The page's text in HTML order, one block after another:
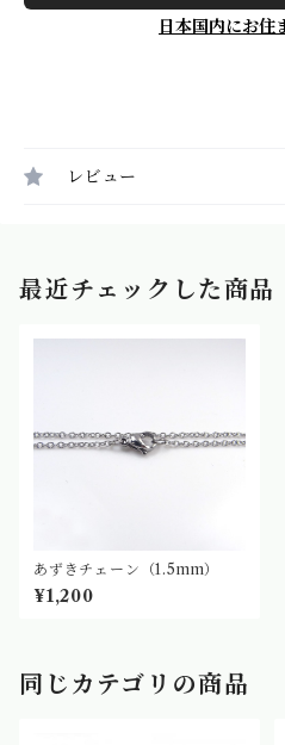
日本国内にお住
レビュー
最近チェックした商品
あずきチェーン（1.5mm）
¥1,200
同じカテゴリの商品